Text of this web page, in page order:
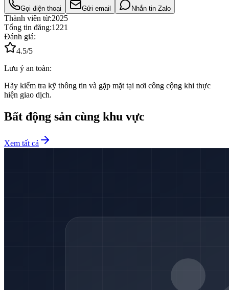
Gọi điện thoại Gửi email Nhắn tin Zalo
Thành viên từ:2025
Tổng tin đăng:1221
Đánh giá:
4.5/5
Lưu ý an toàn:
Hãy kiểm tra kỹ thông tin và gặp mặt tại nơi công cộng khi thực
hiện giao dịch.
Bất động sản cùng khu vực
Xem tất cả